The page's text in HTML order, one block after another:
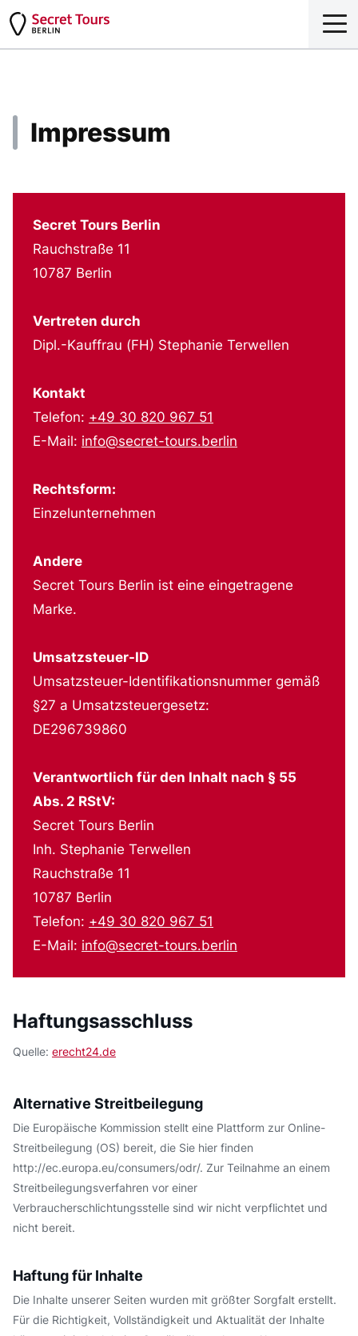
Impressum
Secret Tours Berlin
Rauchstraße 11
10787 Berlin
Vertreten durch
Dipl.-Kauffrau (FH) Stephanie Terwellen
Kontakt
Telefon: +49 30 820 967 51
E-Mail: info@secret-tours.berlin
Rechtsform:
Einzelunternehmen
Andere
Secret Tours Berlin ist eine eingetragene
Marke.
Umsatzsteuer-ID
Umsatzsteuer-Identifikationsnummer gemäß
§27 a Umsatzsteuergesetz:
DE296739860
Verantwortlich für den Inhalt nach § 55
Abs. 2 RStV:
Secret Tours Berlin
Inh. Stephanie Terwellen
Rauchstraße 11
10787 Berlin
Telefon: +49 30 820 967 51
E-Mail: info@secret-tours.berlin
Haftungsasschluss
Quelle: erecht24.de
Alternative Streitbeilegung
Die Europäische Kommission stellt eine Plattform zur Online-
Streitbeilegung (OS) bereit, die Sie hier finden
http://ec.europa.eu/consumers/odr/. Zur Teilnahme an einem
Streitbeilegungsverfahren vor einer
Verbraucherschlichtungsstelle sind wir nicht verpflichtet und
nicht bereit.
Haftung für Inhalte
Die Inhalte unserer Seiten wurden mit größter Sorgfalt erstellt.
Für die Richtigkeit, Vollständigkeit und Aktualität der Inhalte